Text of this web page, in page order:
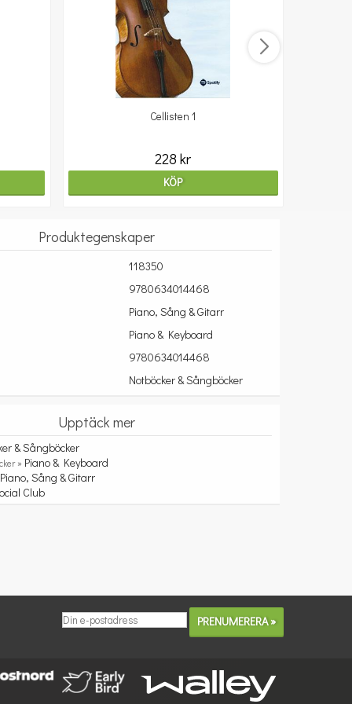
Cellisten 1
228 kr
KÖP
Produktegenskaper
118350
9780634014468
Piano, Sång & Gitarr
Piano & Keyboard
9780634014468
Notböcker & Sångböcker
Upptäck mer
& Sångböcker
» Piano & Keyboard
Piano, Sång & Gitarr
Club